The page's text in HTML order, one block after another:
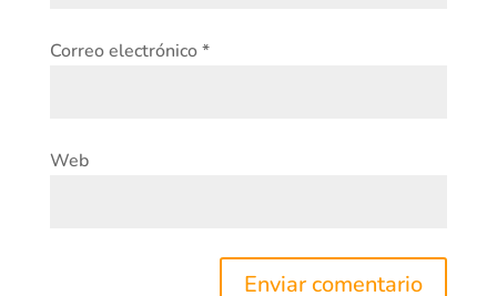
Correo electrónico*
Web